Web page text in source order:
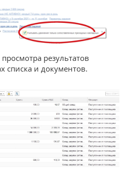
результатов
списка и документов.